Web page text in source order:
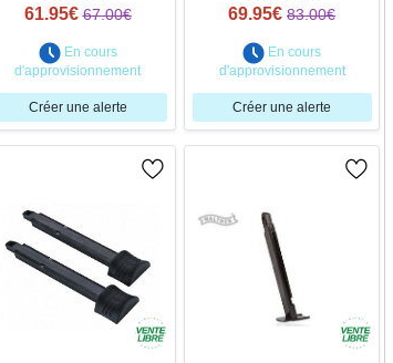
61.95€ 67.00€
En cours
d'approvisionnement
Créer une alerte
69.95€ 83.00€
En cours
d'approvisionnement
Créer une alerte